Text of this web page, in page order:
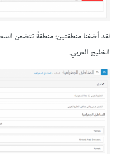
لقد أضفنا منطقتين؛ منطقةً تتضمن
الخليج العربي.